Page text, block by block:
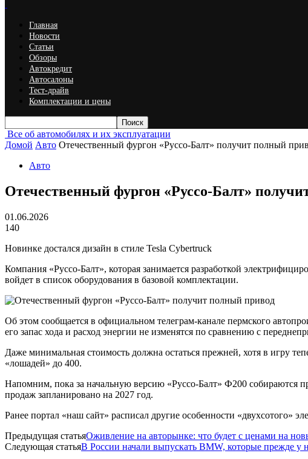
Главная
Новости
Статьи
Обзоры
Автокредит
Автосалоны
Тест-драйв
Комплектации и цены
Все об автомобилях и их эксплуатации
Домой Авто Отечественный фургон «Руссо-Балт» получит полный
Авто
Отечественный фургон «Руссо-Балт»
01.06.2026
140
Новинке достался дизайн в стиле Tesla Cybertruck
Компания «Руссо-Балт», которая занимается разработкой
войдет в список оборудования в базовой комплектации.
Об этом сообщается в официальном телеграм-канале пермского
его запас хода и расход энергии не изменятся по сравнению с
Даже минимальная стоимость должна остаться прежней, хотя в игру
«лошадей» до 400.
Напомним, пока за начальную версию «Руссо-Балт» Ф200 собираются
продаж запланировано на 2027 год.
Ранее портал «наш сайт» расписал другие особенности «двухсотого»
Предыдущая статьяОживление на авторынке: что будет с ценами на
Следующая статьяВ России начали выпускать BMW, которые прежде у